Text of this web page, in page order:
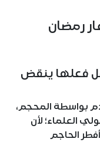
رمضان
فعلها ينقض
بواسطة المحجم،
العلماء؛ لأن
الحاجم